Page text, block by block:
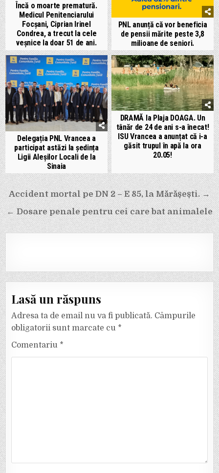
Încă o moarte prematură.
Medicul Penitenciarului
Focșani, Ciprian Irinel
Condrea, a trecut la cele
veșnice la doar 51 de ani.
PNL anunță că vor beneficia
de pensii mărite peste 3,8
milioane de seniori.
Delegația PNL Vrancea a
participat astăzi la ședința
Ligii Aleșilor Locali de la
Sinaia
DRAMĂ la Plaja DOAGA. Un
tânăr de 24 de ani s-a înecat!
ISU Vrancea a anunțat că i-a
găsit trupul în apă la ora
20.05!
Navigare
în
articole
Accident mortal pe DN 2 – E 85, la Mărășești. →
← Dosare penale pentru cei care bat animalele
Lasă un răspuns
Adresa ta de email nu va fi publicată. Câmpurile
obligatorii sunt marcate cu *
Comentariu *